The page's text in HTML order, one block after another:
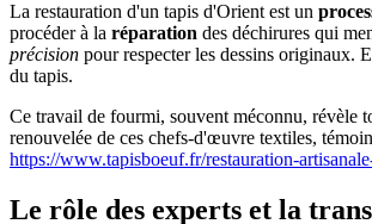
La restauration d'un tapis d'Orient est un
procéder à la réparation des déchirures qui
précision pour respecter les dessins originaux.
du tapis.
Ce travail de fourmi, souvent méconnu, révèle
renouvelée de ces chefs-d'œuvre textiles,
https://www.tapisboeuf.fr/restauration-
Le rôle des experts et la